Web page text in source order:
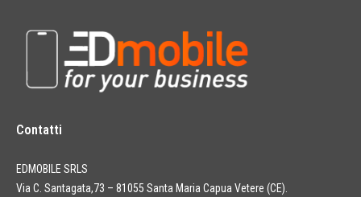
Contatti
EDMOBILE SRLS
Via C. Santagata,73 – 81055 Santa Maria Capua Vetere (CE).